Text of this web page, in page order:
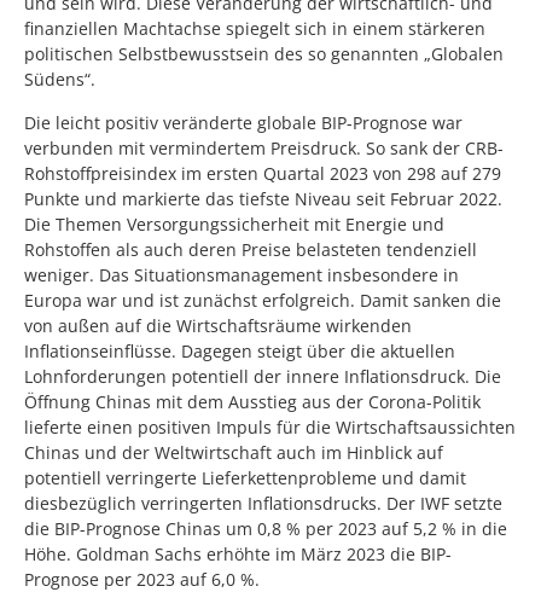
finanziellen Machtachse spiegelt sich in einem stärkeren
politischen Selbstbewusstsein des so genannten „Globalen
Südens“.
Die leicht positiv veränderte globale BIP-Prognose war
verbunden mit vermindertem Preisdruck. So sank der CRB-
Rohstoffpreisindex im ersten Quartal 2023 von 298 auf 279
Punkte und markierte das tiefste Niveau seit Februar 2022.
Die Themen Versorgungssicherheit mit Energie und
Rohstoffen als auch deren Preise belasteten tendenziell
weniger. Das Situationsmanagement insbesondere in
Europa war und ist zunächst erfolgreich. Damit sanken die
von außen auf die Wirtschaftsräume wirkenden
Inflationseinflüsse. Dagegen steigt über die aktuellen
Lohnforderungen potentiell der innere Inflationsdruck. Die
Öffnung Chinas mit dem Ausstieg aus der Corona-Politik
lieferte einen positiven Impuls für die Wirtschaftsaussichten
Chinas und der Weltwirtschaft auch im Hinblick auf
potentiell verringerte Lieferkettenprobleme und damit
diesbezüglich verringerten Inflationsdrucks. Der IWF setzte
die BIP-Prognose Chinas um 0,8 % per 2023 auf 5,2 % in die
Höhe. Goldman Sachs erhöhte im März 2023 die BIP-
Prognose per 2023 auf 6,0 %.